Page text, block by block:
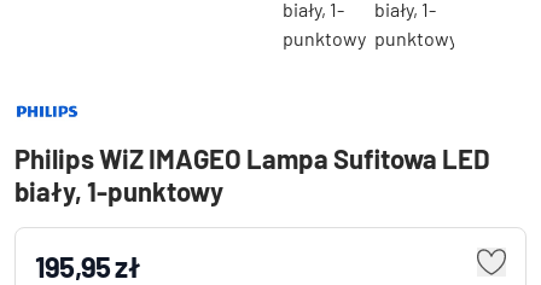
Philips WiZ IMAGEO Lampa Sufitowa LED
biały, 1-punktowy
195,95 zł